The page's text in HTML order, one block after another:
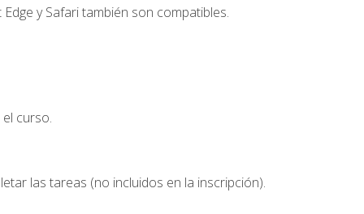
y Safari también son compatibles.
curso.
las tareas (no incluidos en la inscripción).